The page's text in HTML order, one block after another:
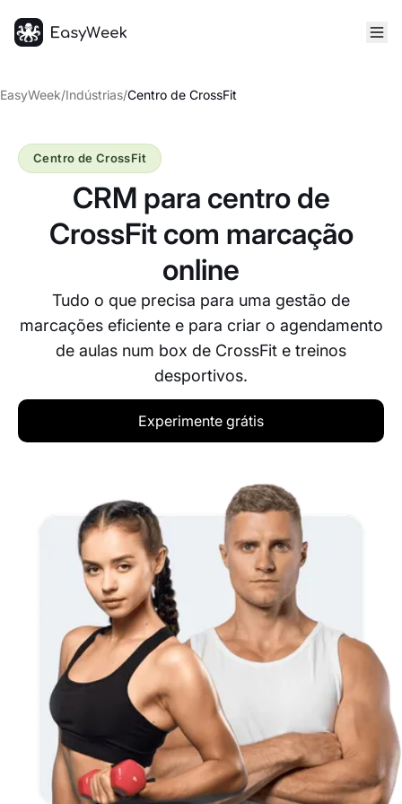
EasyWeek/Indústrias/Centro de CrossFit
CRM para centro de
CrossFit com marcação
online
Tudo o que precisa para uma gestão de
marcações eficiente e para criar o agendamento
de aulas num box de CrossFit e treinos
desportivos.
Centro de CrossFit
Experimente grátis